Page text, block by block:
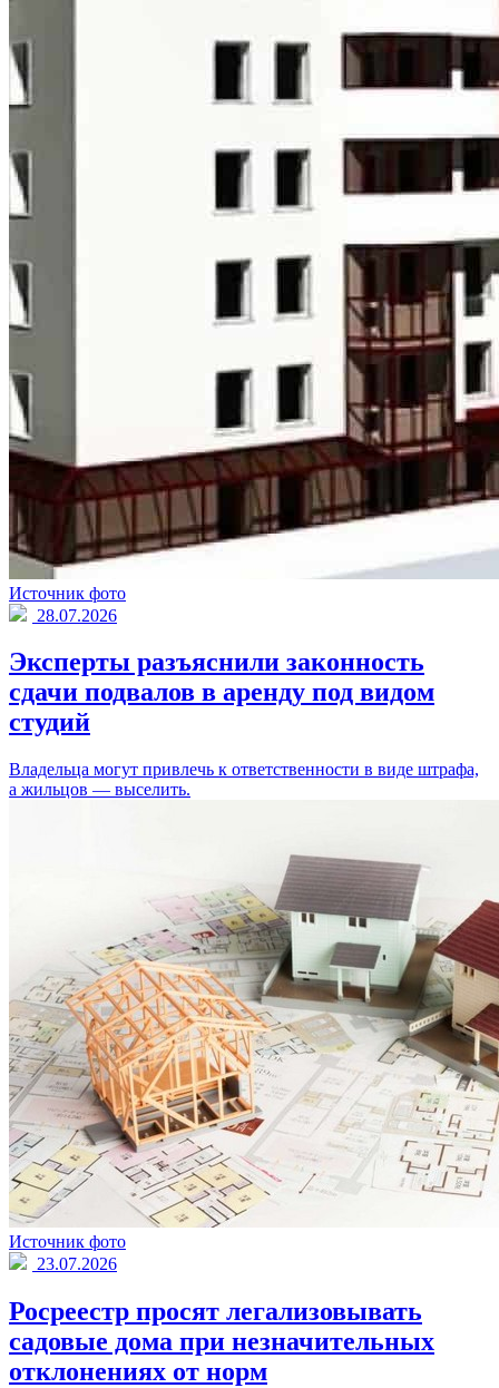
Источник фото
28.07.2026
Эксперты разъяснили законность
сдачи подвалов в аренду под видом
студий
Владельца могут привлечь к ответственности в виде штрафа,
а жильцов — выселить.
Источник фото
23.07.2026
Росреестр просят легализовывать
садовые дома при незначительных
отклонениях от норм